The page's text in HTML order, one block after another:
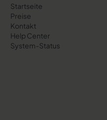
Startseite
Preise
Kontakt
Help Center
System-Status